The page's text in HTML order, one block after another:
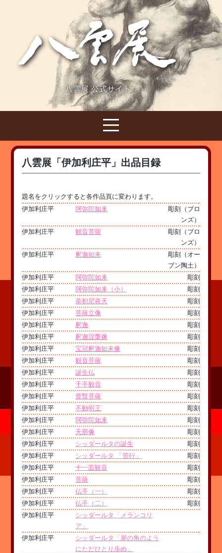
八雲展 公式サイト
八雲展「伊加利庄平」出品目録
題名をクリックすると各作品頁に変わります。
伊加利庄平
阿弥陀如来
彫刻（ブロ
ンズ）
伊加利庄平
観音菩薩
彫刻（ブロ
ンズ）
伊加利庄平
釈迦如来
彫刻（オー
ブン陶土）
伊加利庄平
阿弥陀如来
彫刻
伊加利庄平
阿弥陀如来（小）
彫刻
伊加利庄平
荼枳尼眞天
彫刻
伊加利庄平
菩薩立像
彫刻
伊加利庄平
釈迦
彫刻
伊加利庄平
釈迦涅槃像
彫刻
伊加利庄平
宝冠釈迦如来像
彫刻
伊加利庄平
観音菩薩
彫刻
伊加利庄平
誕生仏
彫刻
伊加利庄平
千手観音
彫刻
伊加利庄平
普賢菩薩
彫刻
伊加利庄平
不動明王
彫刻
伊加利庄平
阿弥陀如来
彫刻
伊加利庄平
天部像
彫刻
伊加利庄平
シッダールタの誕生
彫刻
伊加利庄平
シッダールタ 「苦行」
彫刻
伊加利庄平
十一面観音
彫刻
伊加利庄平
菩薩
彫刻
伊加利庄平
仏手（一）
彫刻
伊加利庄平
仏手（二）
彫刻
伊加利庄平
シッダールタ「メランコリ
ア」
伊加利庄平
シッダールタ「犀の角のよう
にただひとり歩め」